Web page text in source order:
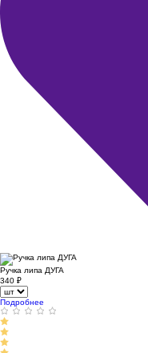
Ручка липа ДУГА
340 ₽
Подробнее